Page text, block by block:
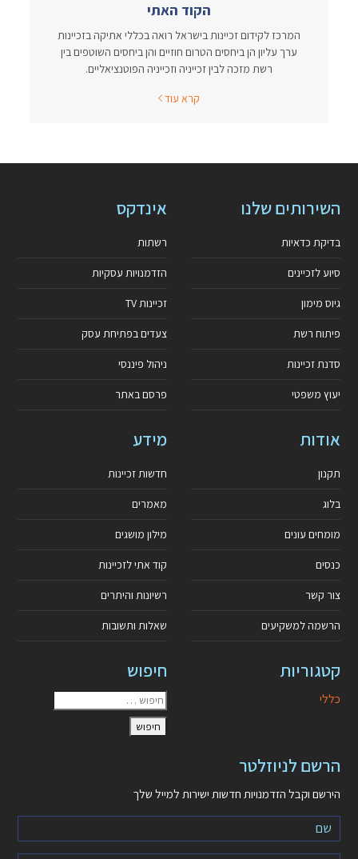
הקוד האתי
המרכז לקידום זכיינות בישראל רואה בכללי אתיקה בזכיינות
ערך עליון הן ביחסים הטרום חוזיים והן ביחסים השוטפים בין
רשת מזכה לבין זכייניה וזכייניה הפוטנציאליים.
קרא עוד
השירותים שלנו
בדיקת כדאיות
סיוע לזכיינים
גיוס מימון
פיתוח רשת
סדנת זכיינות
יעוץ משפטי
אינדקס
רשתות
הזדמנויות עסקיות
זכיינות TV
צעדים בפתיחת עסק
ניהול פיננסי
פרסם באתר
אודות
תקנון
בלוג
מומחים עונים
כנסים
צור קשר
הרשמה למשקיעים
מידע
חדשות זכיינות
מאמרים
מילון מושגים
קוד אתי לזכיינות
רשיונות והיתרים
שאלות ותשובות
קטגוריות
כללי
חיפוש
הרשם לניוזלטר
הירשם וקבל הזדמנויות חדשות ישירות למייל שלך